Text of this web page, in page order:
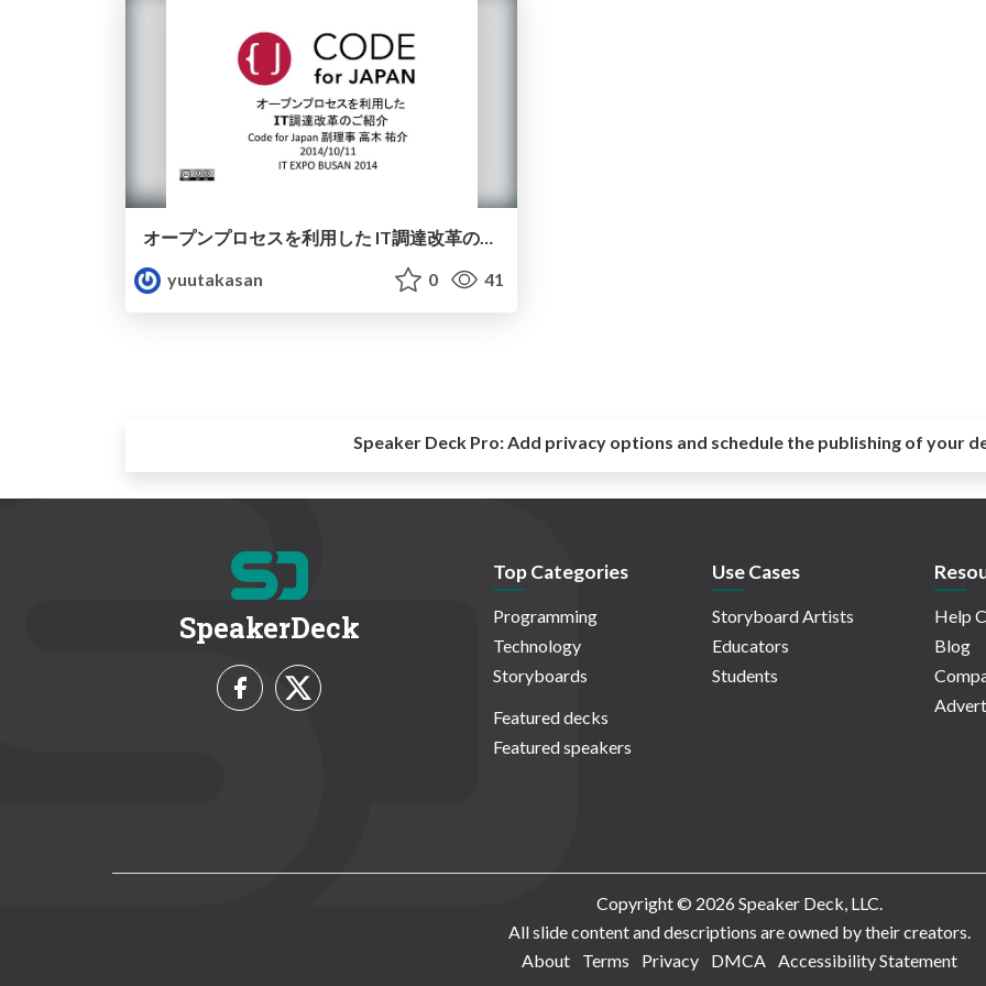
オープンプロセスを利用した IT調達改革のご紹介
yuutakasan
0 41
Speaker Deck Pro:Add privacy options and schedule the publishing of your
SpeakerDeck
Top Categories
Programming
Technology
Storyboards
Featured decks
Featured speakers
Use Cases
Storyboard Artists
Educators
Students
Help
Blog
Copyright © 2026 Speaker Deck, LLC.
All slide content and descriptions are owned by their creators.
About
Terms Privacy DMCA Accessibility Statement